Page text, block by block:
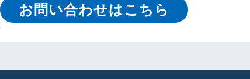
お問い合わせはこちら